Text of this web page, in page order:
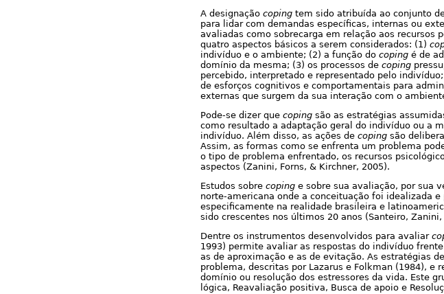
A designação coping tem sido atribuída ao conjunto
para lidar com demandas específicas, internas ou
avaliadas como sobrecarga em relação aos recursos
quatro aspectos básicos a serem considerados: (1)
indivíduo e o ambiente; (2) a função do coping é de
domínio da mesma; (3) os processos de coping
percebido, interpretado e representado pelo
de esforços cognitivos e comportamentais para
externas que surgem da sua interação com o
Pode-se dizer que coping são as estratégias
como resultado a adaptação geral do indivíduo ou a
indivíduo. Além disso, as ações de coping são
Assim, as formas como se enfrenta um problema
o tipo de problema enfrentado, os recursos
aspectos (Zanini, Forns, & Kirchner, 2005).
Estudos sobre coping e sobre sua avaliação, por sua
norte-americana onde a conceituação foi idealizada
especificamente na realidade brasileira e
sido crescentes nos últimos 20 anos (Santeiro,
Dentre os instrumentos desenvolvidos para avaliar
1993) permite avaliar as respostas do indivíduo
as de aproximação e as de evitação. As estratégias
problema, descritas por Lazarus e Folkman (1984),
domínio ou resolução dos estressores da vida. Este
lógica, Reavaliação positiva, Busca de apoio e